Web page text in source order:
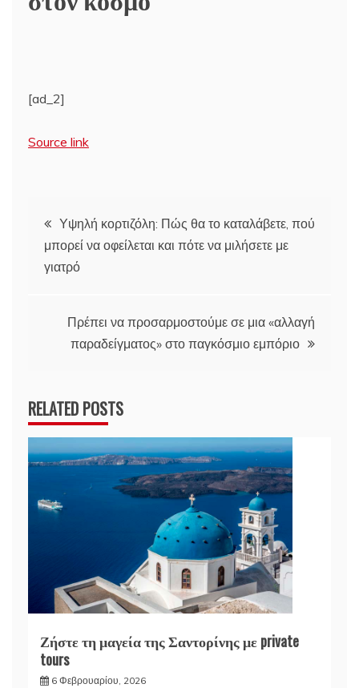
[ad_2]
Source link
Πλοήγηση
άρθρων
Υψηλή κορτιζόλη: Πώς θα το καταλάβετε, πού
μπορεί να οφείλεται και πότε να μιλήσετε με
γιατρό
Πρέπει να προσαρμοστούμε σε μια «αλλαγή
παραδείγματος» στο παγκόσμιο εμπόριο
RELATED POSTS
Ζήστε τη μαγεία της Σαντορίνης με private
tours
6 Φεβρουαρίου, 2026